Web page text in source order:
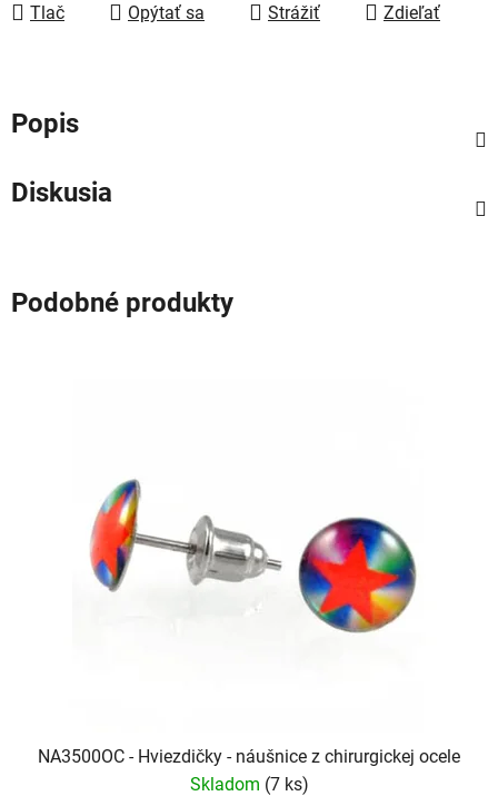
Tlač Opýtať sa Strážiť Zdieľať
Popis
Diskusia
Podobné produkty
NA3500OC - Hviezdičky - náušnice z chirurgickej ocele
Skladom (7 ks)